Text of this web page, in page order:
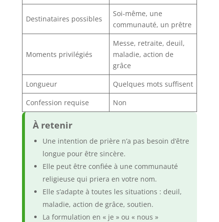
Destinataires possibles
Soi-même, une
communauté, un prêtre
Moments privilégiés
Messe, retraite, deuil,
maladie, action de
grâce
Longueur
Quelques mots suffisent
Confession requise
Non
À retenir
Une intention de prière n’a pas besoin d’être
longue pour être sincère.
Elle peut être confiée à une communauté
religieuse qui priera en votre nom.
Elle s’adapte à toutes les situations : deuil,
maladie, action de grâce, soutien.
La formulation en « je » ou « nous »